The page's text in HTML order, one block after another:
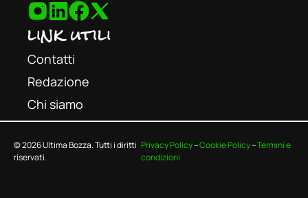
link utili
Contatti
Redazione
Chi siamo
© 2026 Ultima Bozza. Tutti i diritti
riservati.
Privacy Policy–Cookie Policy–Termini e
condizioni